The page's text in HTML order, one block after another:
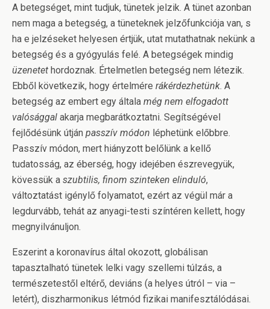
A betegséget, mint tudjuk, tünetek jelzik. A tünet azonban
nem maga a betegség, a tüneteknek jelzőfunkciója van, s
ha e jelzéseket helyesen értjük, utat mutathatnak nekünk a
betegség és a gyógyulás felé. A betegségek mindig
üzenetet hordoznak. Értelmetlen betegség nem létezik.
Ebből következik, hogy értelmére rákérdezhetünk. A
betegség az embert egy általa még nem elfogadott
valósággal akarja megbarátkoztatni. Segítségével
fejlődésünk útján passzív módon léphetünk előbbre.
Passzív módon, mert hiányzott belőlünk a kellő
tudatosság, az éberség, hogy idejében észrevegyük,
kövessük a szubtilis, finom szinteken elinduló,
változtatást igénylő folyamatot, ezért az végül már a
legdurvább, tehát az anyagi-testi színtéren kellett, hogy
megnyilvánuljon.
Eszerint a koronavírus által okozott, globálisan
tapasztalható tünetek lelki vagy szellemi túlzás, a
természetestől eltérő, deviáns (a helyes útról – via –
letért), diszharmonikus létmód fizikai manifesztálódásai.